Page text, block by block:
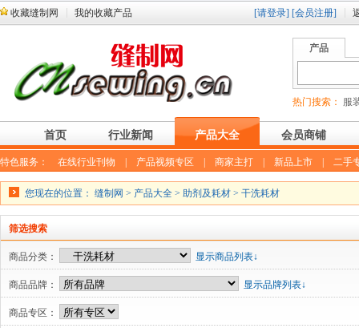
收藏缝制网 我的收藏产品 [请登录] [会员注册]
产品
热门搜索： 服
首页 行业新闻 产品大全 会员商铺
特色服务： 在线行业刊物 产品视频专区 商家主打 新品上市 二手
您现在的位置： 缝制网 > 产品大全 > 助剂及耗材 > 干洗耗材
筛选搜索
商品分类： 显示商品列表↓
商品品牌： 显示品牌列表↓
商品专区：